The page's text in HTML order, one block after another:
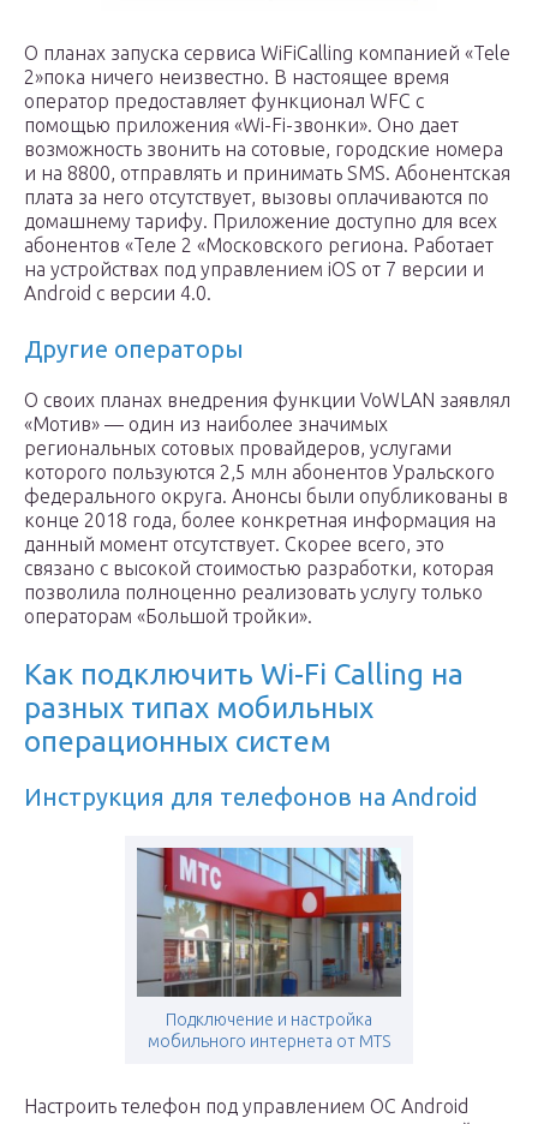
О планах запуска сервиса WiFiCalling компанией «Tele
2»пока ничего неизвестно. В настоящее время
оператор предоставляет функционал WFC с
помощью приложения «Wi-Fi-звонки». Оно дает
возможность звонить на сотовые, городские номера
и на 8800, отправлять и принимать SMS. Абонентская
плата за него отсутствует, вызовы оплачиваются по
домашнему тарифу. Приложение доступно для всех
абонентов «Теле 2 «Московского региона. Работает
на устройствах под управлением iOS от 7 версии и
Android с версии 4.0.
Другие операторы
О своих планах внедрения функции VoWLAN заявлял
«Мотив» — один из наиболее значимых
региональных сотовых провайдеров, услугами
которого пользуются 2,5 млн абонентов Уральского
федерального округа. Анонсы были опубликованы в
конце 2018 года, более конкретная информация на
данный момент отсутствует. Скорее всего, это
связано с высокой стоимостью разработки, которая
позволила полноценно реализовать услугу только
операторам «Большой тройки».
Как подключить Wi-Fi Calling на
разных типах мобильных
операционных систем
Инструкция для телефонов на Android
Подключение и настройка
мобильного интернета от MTS
Настроить телефон под управлением ОС Android